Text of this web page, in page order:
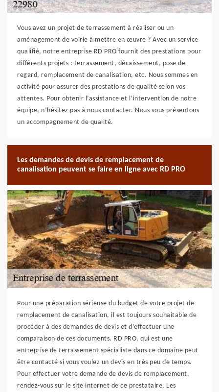
Vous avez un projet de terrassement à réaliser ou un
aménagement de voirie à mettre en œuvre ? Avec un service
qualifié, notre entreprise RD PRO fournit des prestations pour
différents projets : terrassement, décaissement, pose de
regard, remplacement de canalisation, etc. Nous sommes en
activité pour assurer des prestations de qualité selon vos
attentes. Pour obtenir l’assistance et l’intervention de notre
équipe, n’hésitez pas à nous contacter. Nous vous présentons
un accompagnement de qualité.
Les demandes de devis de remplacement de
canalisation peuvent se faire en ligne avec RD PRO
Pour une préparation sérieuse du budget de votre projet de
remplacement de canalisation, il est toujours souhaitable de
procéder à des demandes de devis et d’effectuer une
comparaison de ces documents. RD PRO, qui est une
entreprise de terrassement spécialiste dans ce domaine peut
être contacté si vous voulez un devis en très peu de temps.
Pour effectuer votre demande de devis de remplacement,
rendez-vous sur le site internet de ce prestataire. Les